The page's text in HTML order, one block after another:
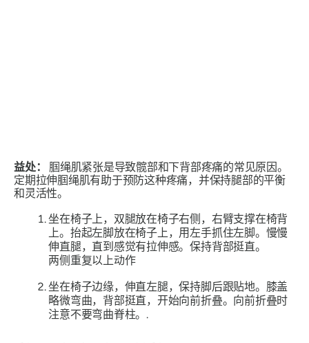
益处：
腘绳肌紧张是导致髋部和下背部疼痛的常见原因。
定期拉伸腘绳肌有助于预防这种疼痛，并保持腿部的平衡
和灵活性。
坐在椅子上，双腿放在椅子右侧，右臂支撑在椅背
上。抬起左脚放在椅子上，用左手抓住左脚。慢慢
伸直腿，直到感觉有拉伸感。保持背部挺直。
两侧重复以上动作
坐在椅子边缘，伸直左腿，保持脚后跟贴地。膝盖
略微弯曲，背部挺直，开始向前折叠。向前折叠时
注意不要弯曲脊柱。.